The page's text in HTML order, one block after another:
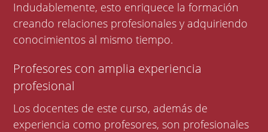
Indudablemente, esto enriquece la formación
creando relaciones profesionales y adquiriendo
conocimientos al mismo tiempo.
Profesores con amplia experiencia
profesional
Los docentes de este curso, además de
experiencia como profesores, son profesionales